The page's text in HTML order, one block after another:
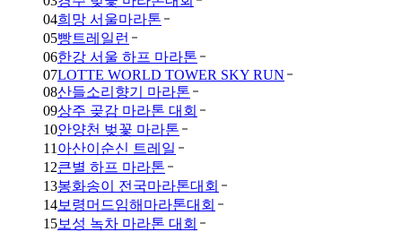
04희망 서울마라톤
05빵트레일런
06한강 서울 하프 마라톤
07LOTTE WORLD TOWER SKY RUN
08산들소리향기 마라톤
09상주 곶감 마라톤 대회
10안양천 벚꽃 마라톤
11 아산이순신 트레일
12큰별 하프 마라톤
13봉화송이 전국마라톤대회
14보령머드임해마라톤대회
15보성 녹차 마라톤 대회